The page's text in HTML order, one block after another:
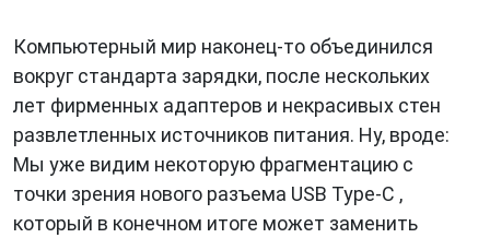
Компьютерный мир наконец-то объединился
вокруг стандарта зарядки, после нескольких
лет фирменных адаптеров и некрасивых стен
развлетленных источников питания. Ну, вроде:
Мы уже видим некоторую фрагментацию с
точки зрения нового разъема USB Type-C ,
который в конечном итоге может заменить